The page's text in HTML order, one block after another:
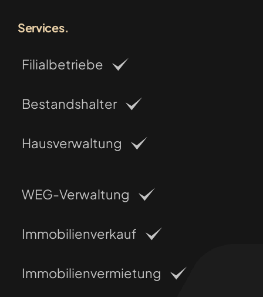
Services.
Filialbetriebe
Bestandshalter
Hausverwaltung
WEG-Verwaltung
Immobilienverkauf
Immobilienvermietung